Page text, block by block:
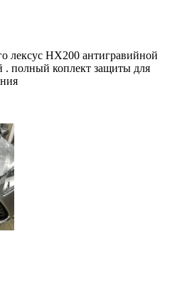
лексус НХ200 антигравийной
. полный коплект защиты для